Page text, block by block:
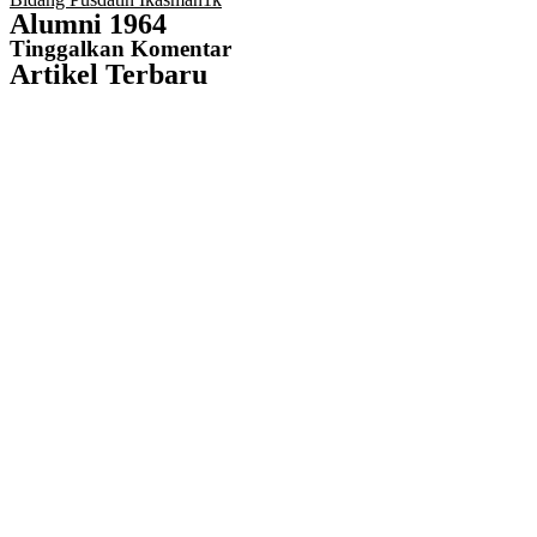
Alumni 1964
Tinggalkan Komentar
Artikel Terbaru